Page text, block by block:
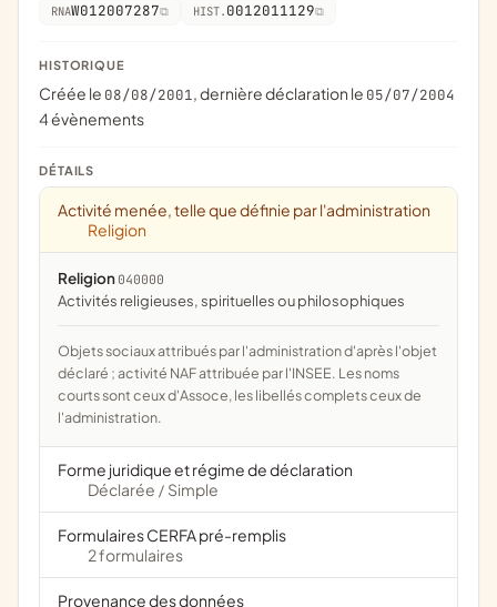
RNAW012007287 HIST. 0012011129
HISTORIQUE
Créée le 08/08/2001, dernière déclaration le 05/07/2004
4 évènements
DÉTAILS
Activité menée, telle que définie par l'administration
Religion
Religion 040000
activités religieuses, spirituelles ou philosophiques
Objets sociaux attribués par l'administration d'après l'objet
déclaré ; activité NAF attribuée par l'INSEE. Les noms
courts sont ceux d'Assoce, les libellés complets ceux de
l'administration.
Forme juridique et régime de déclaration
Déclarée / Simple
Formulaires CERFA pré-remplis
2 formulaires
Provenance des données